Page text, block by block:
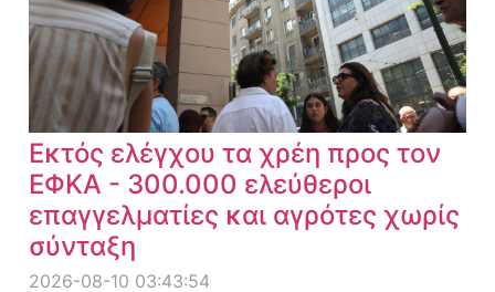
Εκτός ελέγχου τα χρέη προς τον
ΕΦΚΑ - 300.000 ελεύθεροι
επαγγελματίες και αγρότες χωρίς
σύνταξη
2026-08-10 03:43:54